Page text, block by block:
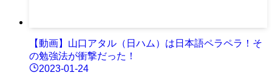
【動画】山口アタル（日ハム）は日本語ペラペラ！そ
の勉強法が衝撃だった！
2023-01-24